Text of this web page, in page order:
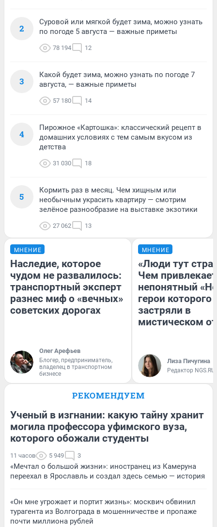
2
Суровой или мягкой будет зима, можно узнать
по погоде 5 августа — важные приметы
78 194 12
3
Какой будет зима, можно узнать по погоде 7
августа, — важные приметы
57 180 14
4
Пирожное «Картошка»: классический рецепт в
домашних условиях с тем самым вкусом из
детства
31 030 18
5
Кормить раз в месяц. Чем хищным или
необычным украсить квартиру — смотрим
зелёное разнообразие на выставке экзотики
27 062 13
МНЕНИЕ
Наследие, которое
чудом не развалилось:
транспортный эксперт
разнес миф о «вечных»
советских дорогах
Олег Арефьев
Блогер, предприниматель,
владелец в транспортном
бизнесе
МНЕНИЕ
«Люди тут
Чем привлекает
непонятный
герои которого
застряли в
мистическом
Лиза Пичугина
Редактор NGS.RU
РЕКОМЕНДУЕМ
Ученый в изгнании: какую тайну хранит
могила профессора уфимского вуза,
которого обожали студенты
11 часов 5 949 3
«Мечтал о большой жизни»: иностранец из Камеруна
переехал в Ярославль и создал здесь семью — история
«Он мне угрожает и портит жизнь»: москвич обвинил
турагента из Волгограда в мошенничестве и пропаже
почти миллиона рублей